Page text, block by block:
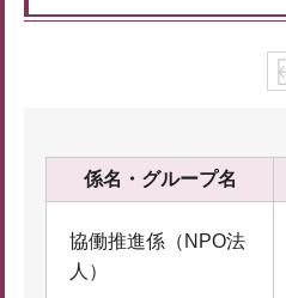
係名・グループ名
協働推進係（NPO法
人）